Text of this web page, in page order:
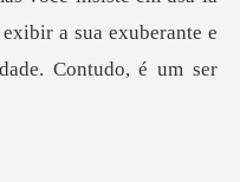
a sua exuberante e